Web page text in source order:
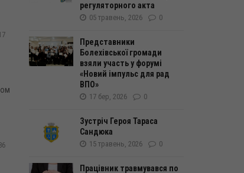
регуляторного акта
05 травень, 2026 0
Представники
Болехівської громади
взяли участь у форумі
«Новий імпульс для рад
ВПО»
17 бер, 2026 0
Зустріч Героя Тараса
Сандюка
15 травень, 2026 0
Працівник травмувався по